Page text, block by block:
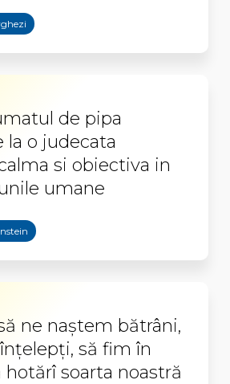
de pipa
o judecata
si obiectiva in
umane
ne naştem bătrâni,
să fim în
hotărî soarta noastră